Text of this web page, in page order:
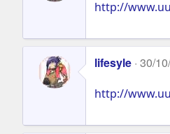
http://
lifesyle 30/
http://